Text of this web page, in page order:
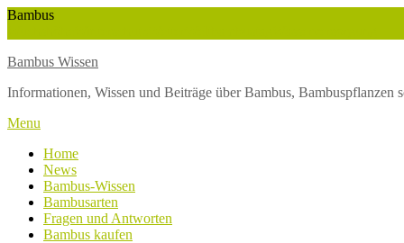
Skip
Bambus
Bambus Wissen
Informationen, Wissen und Beiträge über Bambus,
Menu
Home
News
Bambus-Wissen
Bambusarten
Fragen und Antworten
Bambus kaufen